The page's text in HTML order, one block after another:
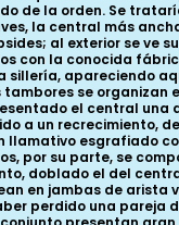
de la orden. Se
la central más
al exterior se ve
con la conocida
sillería, apareciendo
tambores se organizan
el central una
a un recrecimiento,
llamativo esgrafiado
por su parte, se
doblado el del
en jambas de arista
perdido una pareja